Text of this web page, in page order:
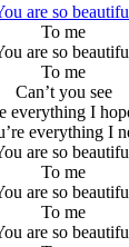
are so
To me
are so
To me
Can’t you see
everything I
everything I
are so
To me
are so
To me
are so